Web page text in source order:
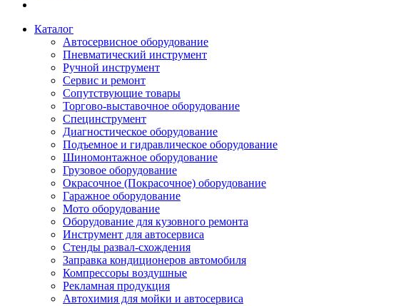
Каталог
Автосервисное оборудование
Пневматический инструмент
Ручной инструмент
Сервис и ремонт
Сопутствующие товары
Торгово-выставочное оборудование
Специнструмент
Диагностическое оборудование
Подъемное и гидравлическое оборудование
Шиномонтажное оборудование
Грузовое оборудование
Окрасочное (Покрасочное) оборудование
Гаражное оборудование
Мото оборудование
Оборудование для кузовного ремонта
Инструмент для автосервиса
Стенды развал-схождения
Заправка кондиционеров автомобиля
Компрессоры воздушные
Рекламная продукция
Автохимия для мойки и автосервиса